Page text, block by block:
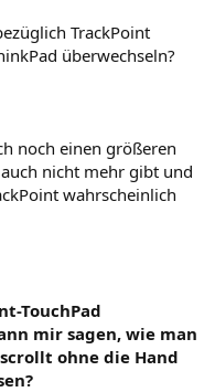
TrackPoint
überwechseln?
noch einen größeren
nicht mehr gibt und
wahrscheinlich
TouchPad
mir sagen, wie man
ohne die Hand